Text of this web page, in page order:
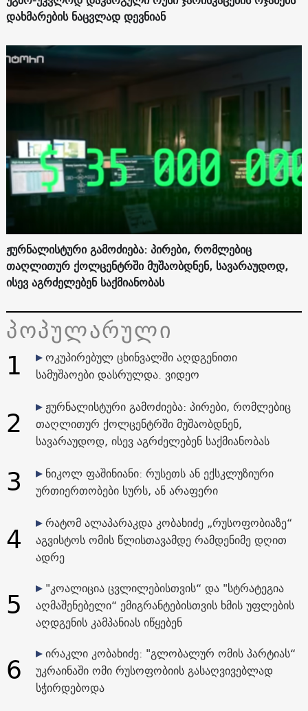
დახმარების ნაცვლად დევნიან
ჟურნალისტური გამოძიება: პირები, რომლებიც
თაღლითურ ქოლცენტრში მუშაობდნენ, სავარაუდოდ,
ისევ აგრძელებენ საქმიანობას
პოპულარული
1
ოკუპირებულ ცხინვალში აღდგენითი
სამუშაოები დასრულდა. ვიდეო
2
ჟურნალისტური გამოძიება: პირები, რომლებიც
თაღლითურ ქოლცენტრში მუშაობდნენ,
სავარაუდოდ, ისევ აგრძელებენ საქმიანობას
3
ნიკოლ ფაშინიანი: რუსეთს ან ექსკლუზიური
ურთიერთობები სურს, ან არაფერი
4
რატომ ალაპარაკდა კობახიძე „რუსოფობიაზე“
აგვისტოს ომის წლისთავამდე რამდენიმე დღით
ადრე
5
"კოალიცია ცვლილებისთვის“ და "სტრატეგია
აღმაშენებელი“ ემიგრანტებისთვის ხმის უფლების
აღდგენის კამპანიას იწყებენ
6
ირაკლი კობახიძე: "გლობალურ ომის პარტიას“
უკრაინაში ომი რუსოფობიის გასაღვივებლად
სჭირდებოდა